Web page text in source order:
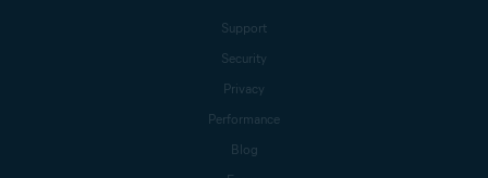
Support
Security
Privacy
Performance
Blog